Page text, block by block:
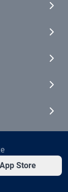
App Store